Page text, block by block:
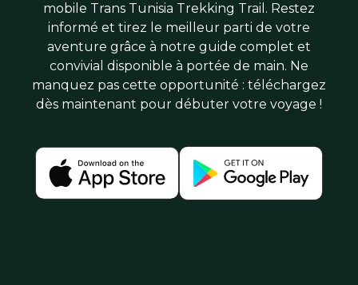
mobile Trans Tunisia Trekking Trail. Restez
informé et tirez le meilleur parti de votre
aventure grâce à notre guide complet et
convivial disponible à portée de main. Ne
manquez pas cette opportunité : téléchargez
dès maintenant pour débuter votre voyage !